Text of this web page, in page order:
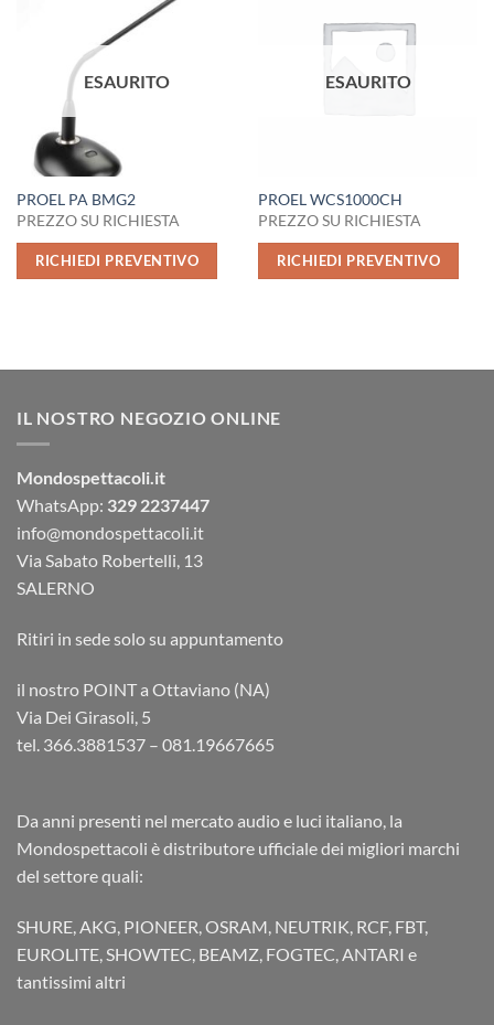
ESAURITO
PROEL PA BMG2
PREZZO SU RICHIESTA
RICHIEDI PREVENTIVO
ESAURITO
PROEL WCS1000CH
PREZZO SU RICHIESTA
RICHIEDI PREVENTIVO
IL NOSTRO NEGOZIO ONLINE
Mondospettacoli.it
WhatsApp: 329 2237447
info@mondospettacoli.it
Via Sabato Robertelli, 13
SALERNO
Ritiri in sede solo su appuntamento
il nostro POINT a Ottaviano (NA)
Via Dei Girasoli, 5
tel. 366.3881537 – 081.19667665
Da anni presenti nel mercato audio e luci italiano, la
Mondospettacoli è distributore ufficiale dei migliori marchi
del settore quali:
SHURE, AKG, PIONEER, OSRAM, NEUTRIK, RCF, FBT,
EUROLITE, SHOWTEC, BEAMZ, FOGTEC, ANTARI e
tantissimi altri